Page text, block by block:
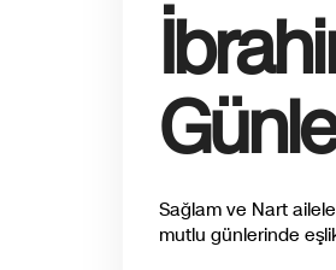
Sağlam ve Nart
mutlu günlerinde